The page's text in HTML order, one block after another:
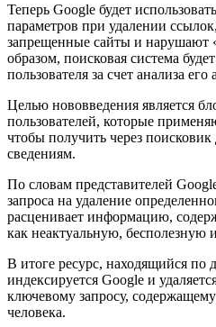
Теперь Google будет
параметров при удалении
запрещенные сайты и нарушают
образом, поисковая система
пользователя за счет анализа его
Целью нововведения является
пользователей, которые
чтобы получить через
сведениям.
По словам представителей
запроса на удаление
расценивает информацию,
как неактуальную, бесполезную
В итоге ресурс, находящийся по
индексируется Google и
ключевому запросу,
человека.